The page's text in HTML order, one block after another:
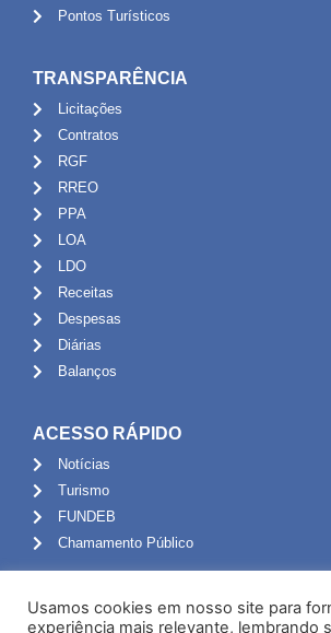
Pontos Turísticos
TRANSPARÊNCIA
Licitações
Contratos
RGF
RREO
PPA
LOA
LDO
Receitas
Despesas
Diárias
Balanços
ACESSO RÁPIDO
Notícias
Turismo
FUNDEB
Chamamento Público
Portal do Servidor
Usamos cookies em nosso site para
experiência mais relevante, lembrando